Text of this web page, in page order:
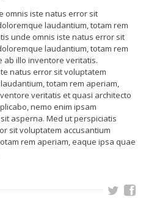
omnis iste natus error sit
laudantium, totam rem
unde omnis iste natus error sit
laudantium, totam rem
ab illo inventore veritatis.
natus error sit voluptatem
totam rem aperiam,
veritatis et quasi architecto
nemo enim ipsam
asperna. Med ut perspiciatis
sit voluptatem accusantium
rem aperiam, eaque ipsa quae